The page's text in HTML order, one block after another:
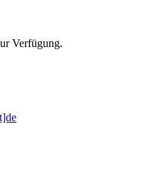
Verfügung.